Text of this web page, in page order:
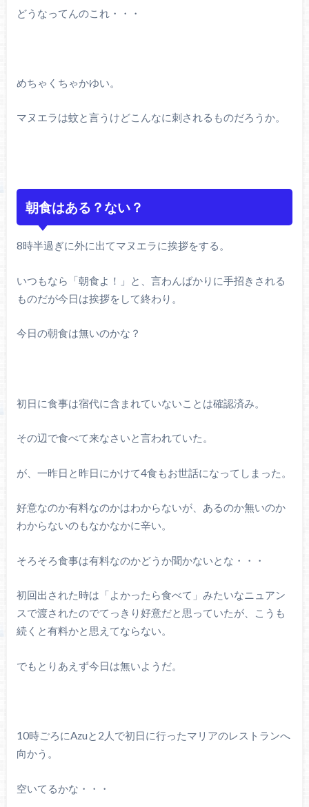
どうなってんのこれ・・・
めちゃくちゃかゆい。
マヌエラは蚊と言うけどこんなに刺されるものだろうか。
朝食はある？ない？
8時半過ぎに外に出てマヌエラに挨拶をする。
いつもなら「朝食よ！」と、言わんばかりに手招きされる
ものだが今日は挨拶をして終わり。
今日の朝食は無いのかな？
初日に食事は宿代に含まれていないことは確認済み。
その辺で食べて来なさいと言われていた。
が、一昨日と昨日にかけて4食もお世話になってしまった。
好意なのか有料なのかはわからないが、あるのか無いのか
わからないのもなかなかに辛い。
そろそろ食事は有料なのかどうか聞かないとな・・・
初回出された時は「よかったら食べて」みたいなニュアン
スで渡されたのでてっきり好意だと思っていたが、こうも
続くと有料かと思えてならない。
でもとりあえず今日は無いようだ。
10時ごろにAzuと2人で初日に行ったマリアのレストランへ
向かう。
空いてるかな・・・